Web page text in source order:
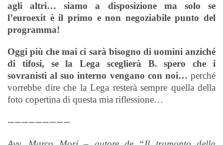
agli altri… siamo a disposizione ma solo se
l’euroexit è il primo e non negoziabile punto del
programma!
Oggi più che mai ci sarà bisogno di uomini anziché
di tifosi, se la Lega sceglierà B. spero che i
sovranisti al suo interno vengano con noi… perché
vorrebbe dire che la Lega resterà sempre quella della
foto copertina di questa mia riflessione…
—————————